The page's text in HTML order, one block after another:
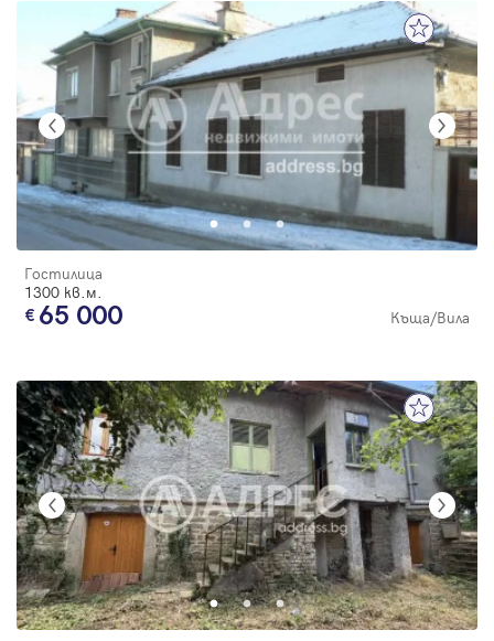
Гостилица
1300 кв.м.
65 000 Къща/Вила